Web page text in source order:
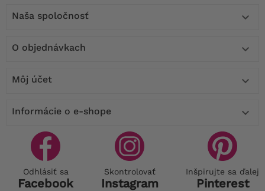
Naša spoločnosť 
O objednávkach 
Môj účet 
Informácie o e-shope 
Odhlásiť sa
Facebook
Skontrolovať
Instagram
Inšpirujte sa ďalej
Pinterest